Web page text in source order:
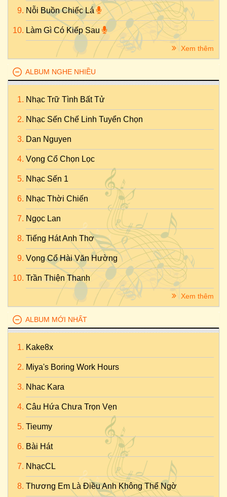
Nỗi Buồn Chiếc Lá
Làm Gì Có Kiếp Sau
Xem thêm
ALBUM NGHE NHIỀU
Nhạc Trữ Tình Bất Tử
Nhạc Sến Chế Linh Tuyển Chọn
Dan Nguyen
Vọng Cổ Chọn Lọc
Nhạc Sến 1
Nhạc Thời Chiến
Ngọc Lan
Tiếng Hát Anh Thơ
Vọng Cổ Hài Văn Hường
Trần Thiện Thanh
Xem thêm
ALBUM MỚI NHẤT
Kake8x
Miya's Boring Work Hours
Nhac Kara
Câu Hứa Chưa Trọn Vẹn
Tieumy
Bài Hát
NhạcCL
Thương Em Là Điều Anh Không Thể Ngờ